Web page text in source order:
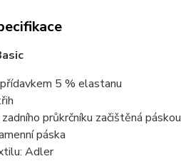
5 % elastanu
průkrčníku začištěná páskou
páska
Adler